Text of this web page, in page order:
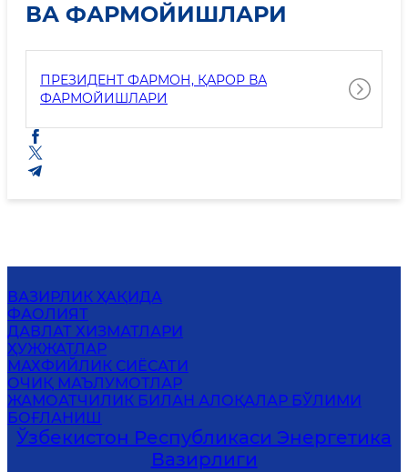
ВА ФАРМОЙИШЛАРИ
ПРЕЗИДЕНТ ФАРМОН, ҚАРОР ВА
ФАРМОЙИШЛАРИ
ВАЗИРЛИК ҲАҚИДА
ФАОЛИЯТ
ДАВЛАТ ХИЗМАТЛАРИ
ҲУЖЖАТЛАР
МАХФИЙЛИК СИЁСАТИ
ОЧИҚ МАЪЛУМОТЛАР
ЖАМОАТЧИЛИК БИЛАН АЛОҚАЛАР БЎЛИМИ
БОҒЛАНИШ
Ўзбекистон Республикаси Энергетика
Вазирлиги